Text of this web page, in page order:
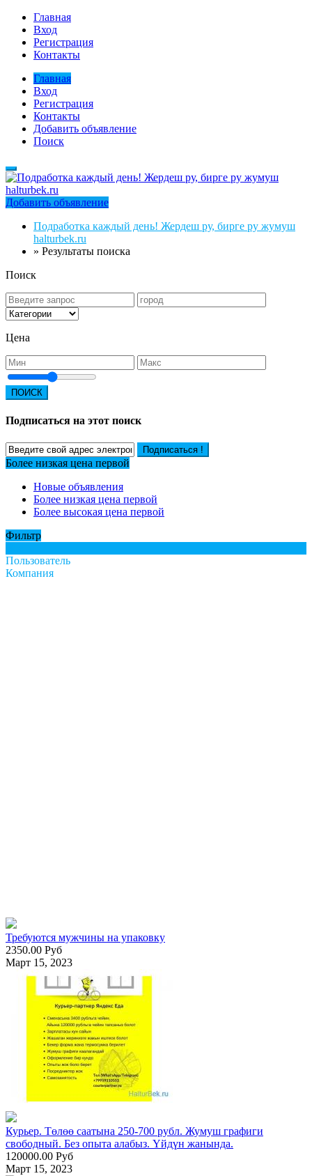
Главная
Вход
Регистрация
Контакты
Главная
Вход
Регистрация
Контакты
Добавить объявление
Поиск
Добавить объявление
Подработка каждый день! Жердеш ру, бирге ру жумуш
halturbek.ru
» Результаты поиска
Поиск
Цена
ПОИСК
Подписаться на этот поиск
Подписаться !
Более низкая цена первой
Новые объявления
Более низкая цена первой
Более высокая цена первой
Фильтр
Пользователь
Компания
Требуются мужчины на упаковку
2350.00 Руб
Март 15, 2023
Курьер. Төлөө саатына 250-700 рубл. Жумуш графиги
свободный. Без опыта алабыз. Үйдүн жанында.
120000.00 Руб
Март 15, 2023